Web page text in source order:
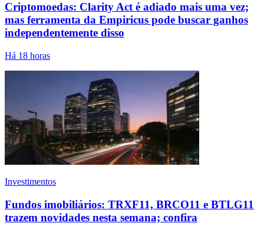
Criptomoedas: Clarity Act é adiado mais uma vez;
mas ferramenta da Empiricus pode buscar ganhos
independentemente disso
Há 18 horas
Investimentos
Fundos imobiliários: TRXF11, BRCO11 e BTLG11
trazem novidades nesta semana; confira